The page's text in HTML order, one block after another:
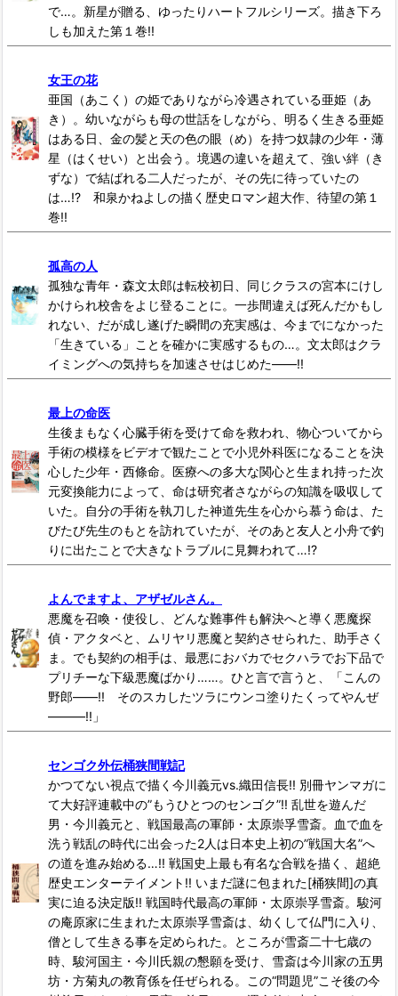
で…。新星が贈る、ゆったりハートフルシリーズ。描き下ろ
しも加えた第１巻!!
女王の花
亜国（あこく）の姫でありながら冷遇されている亜姫（あ
き）。幼いながらも母の世話をしながら、明るく生きる亜姫
はある日、金の髪と天の色の眼（め）を持つ奴隷の少年・薄
星（はくせい）と出会う。境遇の違いを超えて、強い絆（き
ずな）で結ばれる二人だったが、その先に待っていたの
は…!? 和泉かねよしの描く歴史ロマン超大作、待望の第１
巻!!
孤高の人
孤独な青年・森文太郎は転校初日、同じクラスの宮本にけし
かけられ校舎をよじ登ることに。一歩間違えば死んだかもし
れない、だが成し遂げた瞬間の充実感は、今までになかった
「生きている」ことを確かに実感するもの…。文太郎はクラ
イミングへの気持ちを加速させはじめた――!!
最上の命医
生後まもなく心臓手術を受けて命を救われ、物心ついてから
手術の模様をビデオで観たことで小児外科医になることを決
心した少年・西條命。医療への多大な関心と生まれ持った次
元変換能力によって、命は研究者さながらの知識を吸収して
いた。自分の手術を執刀した神道先生を心から慕う命は、た
びたび先生のもとを訪れていたが、そのあと友人と小舟で釣
りに出たことで大きなトラブルに見舞われて…!?
よんでますよ、アザゼルさん。
悪魔を召喚・使役し、どんな難事件も解決へと導く悪魔探
偵・アクタベと、ムリヤリ悪魔と契約させられた、助手さく
ま。でも契約の相手は、最悪におバカでセクハラでお下品で
プリチーな下級悪魔ばかり……。ひと言で言うと、「こんの
野郎――!! そのスカしたツラにウンコ塗りたくってやんぜ
―――!!」
センゴク外伝桶狭間戦記
かつてない視点で描く今川義元vs.織田信長!! 別冊ヤンマガに
て大好評連載中の”もうひとつのセンゴク”!! 乱世を遊んだ
男・今川義元と、戦国最高の軍師・太原崇孚雪斎。血で血を
洗う戦乱の時代に出会った2人は日本史上初の”戦国大名”へ
の道を進み始める…!! 戦国史上最も有名な合戦を描く、超絶
歴史エンターテイメント!! いまだ謎に包まれた[桶狭間]の真
実に迫る決定版!! 戦国時代最高の軍師・太原崇孚雪斎。駿河
の庵原家に生まれた太原崇孚雪斎は、幼くして仏門に入り、
僧として生きる事を定められた。ところが雪斎二十七歳の
時、駿河国主・今川氏親の懇願を受け、雪斎は今川家の五男
坊・方菊丸の教育係を任ぜられる。この“問題児”こそ後の今